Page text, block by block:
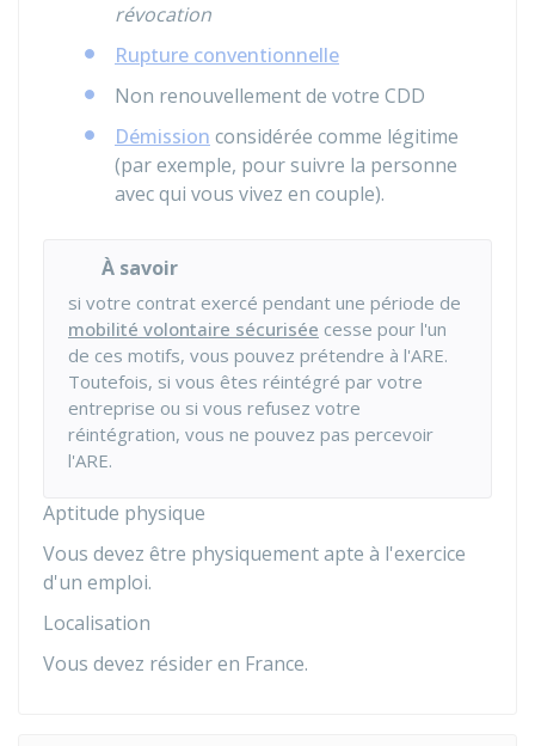
révocation
Rupture conventionnelle
Non renouvellement de votre CDD
Démission considérée comme légitime
(par exemple, pour suivre la personne
avec qui vous vivez en couple).
À savoir
si votre contrat exercé pendant une période de
mobilité volontaire sécurisée cesse pour l'un
de ces motifs, vous pouvez prétendre à l'ARE.
Toutefois, si vous êtes réintégré par votre
entreprise ou si vous refusez votre
réintégration, vous ne pouvez pas percevoir
l'ARE.
Aptitude physique
Vous devez être physiquement apte à l'exercice
d'un emploi.
Localisation
Vous devez résider en France.